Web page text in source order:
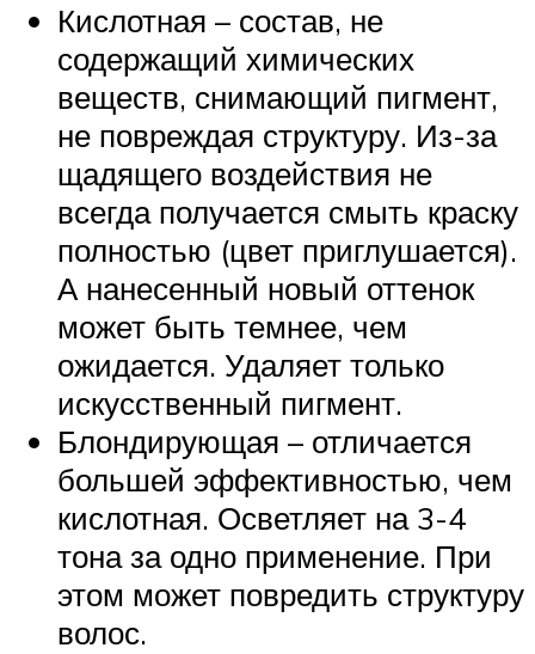
Кислотная – состав, не
содержащий химических
веществ, снимающий пигмент,
не повреждая структуру. Из-за
щадящего воздействия не
всегда получается смыть краску
полностью (цвет приглушается).
А нанесенный новый оттенок
может быть темнее, чем
ожидается. Удаляет только
искусственный пигмент.
Блондирующая – отличается
большей эффективностью, чем
кислотная. Осветляет на 3-4
тона за одно применение. При
этом может повредить структуру
волос.